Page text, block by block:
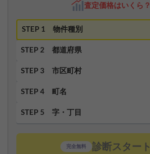
査定価格はいくら？
STEP 1 物件種別
STEP 2 都道府県
STEP 3 市区町村
STEP 4 町名
STEP 5 字・丁目
完全無料 診断スタート